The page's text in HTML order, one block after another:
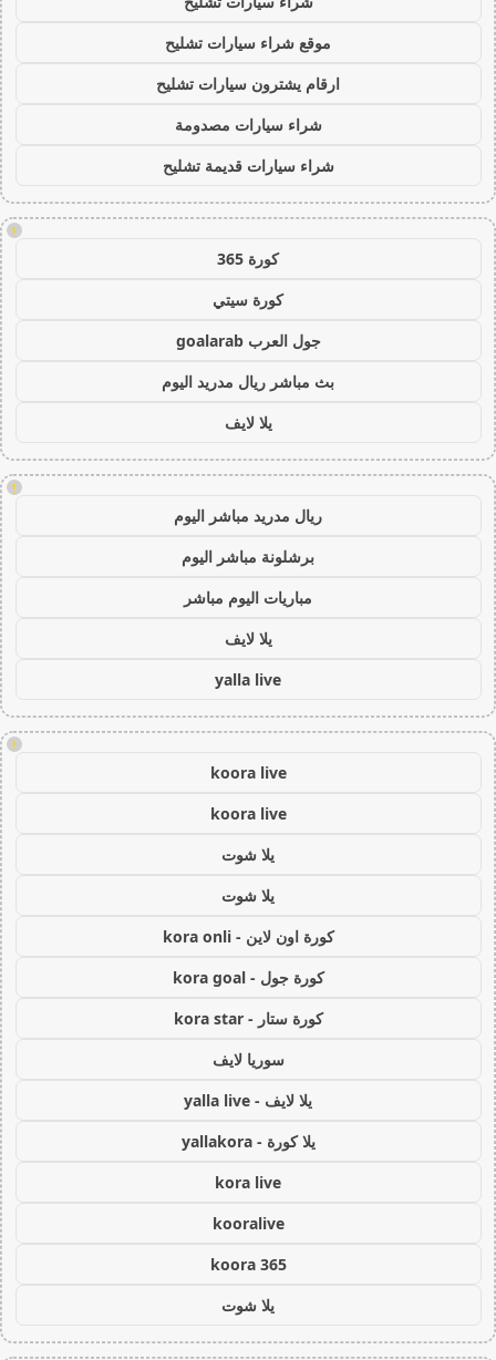
موقع شراء سيارات تشليح
ارقام يشترون سيارات تشليح
شراء سيارات مصدومة
شراء سيارات قديمة تشليح
!
كورة 365
كورة سيتي
جول العرب goalarab
بث مباشر ريال مدريد اليوم
يلا لايف
!
ريال مدريد مباشر اليوم
برشلونة مباشر اليوم
مباريات اليوم مباشر
يلا لايف
yalla live
!
koora live
koora live
يلا شوت
يلا شوت
كورة اون لاين - kora onli
كورة جول - kora goal
كورة ستار - kora star
سوريا لايف
يلا لايف - yalla live
يلا كورة - yallakora
kora live
kooralive
koora 365
يلا شوت